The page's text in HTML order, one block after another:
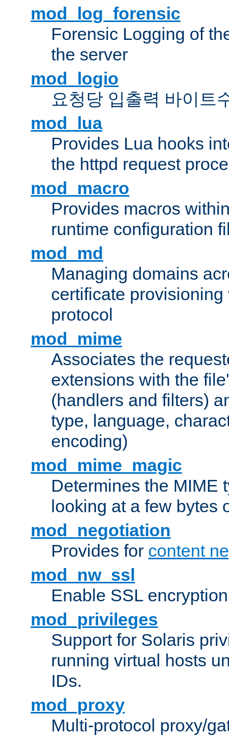
mod_log_forensic
Forensic Logging of
the server
mod_logio
요청당 입출력 바이트
mod_lua
Provides Lua hooks
the httpd request
mod_macro
Provides macros
runtime configuration
mod_md
Managing domains
certificate provisioning
protocol
mod_mime
Associates the
extensions with the
(handlers and filters)
type, language,
encoding)
mod_mime_magic
Determines the MIME
looking at a few bytes
mod_negotiation
Provides for content
mod_nw_ssl
Enable SSL
mod_privileges
Support for Solaris
running virtual hosts
IDs.
mod_proxy
Multi-protocol proxy/